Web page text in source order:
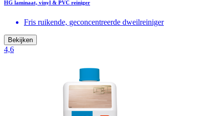
HG laminaat, vinyl & PVC reiniger
Fris ruikende, geconcentreerde dweilreiniger
Bekijken
4,6